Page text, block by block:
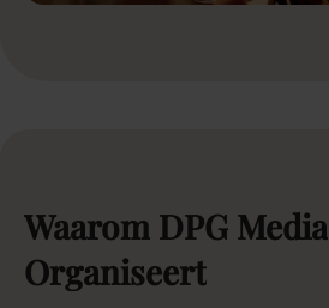
Waarom DPG Media
Organiseert